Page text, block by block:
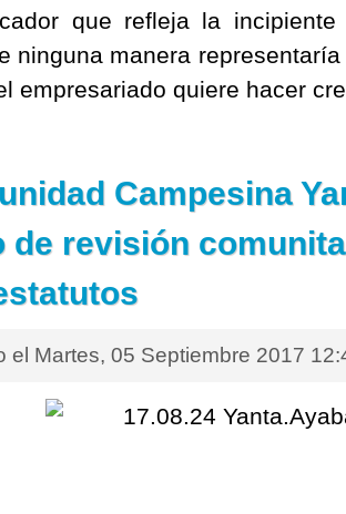
que refleja la
ninguna manera
empresariado quiere hacer
Campesina
de revisión
el Martes, 05 Septiembre 2017